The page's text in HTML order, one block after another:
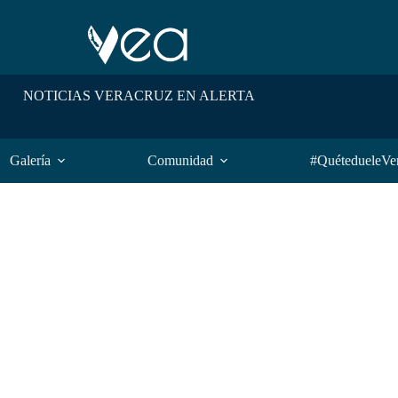
NOTICIAS VERACRUZ EN ALERTA
Galería Comunidad